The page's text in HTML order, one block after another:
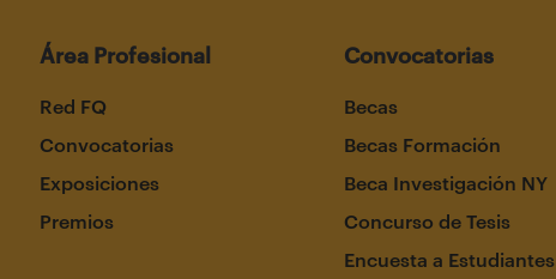
Área Profesional
Red FQ
Convocatorias
Exposiciones
Premios
Convocatorias
Becas
Becas Formación
Beca Investigación NY
Concurso de Tesis
Encuesta a Estudiantes